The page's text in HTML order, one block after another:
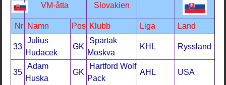
VM-åtta Slovakien
Nr Namn Pos Klubb Liga Land
33
Julius
Hudacek
GK
Spartak
Moskva
KHL Ryssland
35
Adam
Huska
GK
Hartford Wolf
Pack
AHL USA